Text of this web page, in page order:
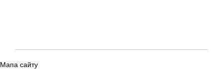
Мапа сайту